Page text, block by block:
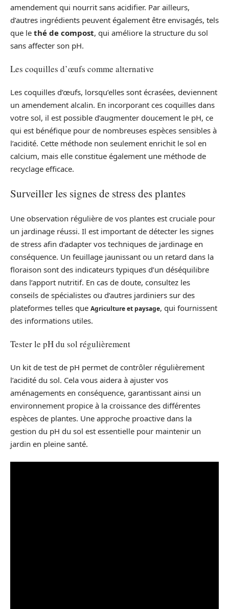
amendement qui nourrit sans acidifier. Par ailleurs,
d’autres ingrédients peuvent également être envisagés, tels
que le thé de compost, qui améliore la structure du sol
sans affecter son pH.
Les coquilles d’œufs comme alternative
Les coquilles d’œufs, lorsqu’elles sont écrasées, deviennent
un amendement alcalin. En incorporant ces coquilles dans
votre sol, il est possible d’augmenter doucement le pH, ce
qui est bénéfique pour de nombreuses espèces sensibles à
l’acidité. Cette méthode non seulement enrichit le sol en
calcium, mais elle constitue également une méthode de
recyclage efficace.
Surveiller les signes de stress des plantes
Une observation régulière de vos plantes est cruciale pour
un jardinage réussi. Il est important de détecter les signes
de stress afin d’adapter vos techniques de jardinage en
conséquence. Un feuillage jaunissant ou un retard dans la
floraison sont des indicateurs typiques d’un déséquilibre
dans l’apport nutritif. En cas de doute, consultez les
conseils de spécialistes ou d’autres jardiniers sur des
plateformes telles que Agriculture et paysage, qui fournissent
des informations utiles.
Tester le pH du sol régulièrement
Un kit de test de pH permet de contrôler régulièrement
l’acidité du sol. Cela vous aidera à ajuster vos
aménagements en conséquence, garantissant ainsi un
environnement propice à la croissance des différentes
espèces de plantes. Une approche proactive dans la
gestion du pH du sol est essentielle pour maintenir un
jardin en pleine santé.